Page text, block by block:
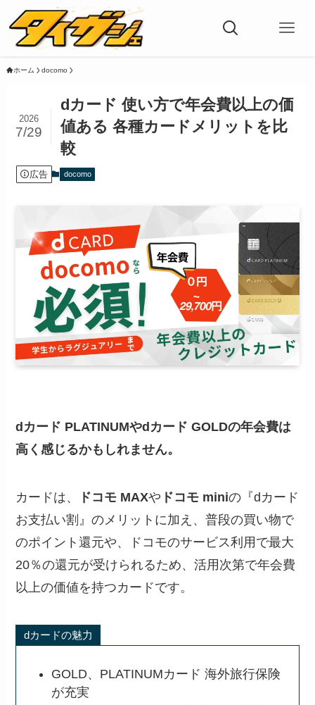
ホーム docomo
dカード 使い方で年会費以上の価
値ある 各種カードメリットを比
較
2026
7/29
広告 docomo
dカード PLATINUMやdカード GOLDの年会費は
高く感じるかもしれません。
カードは、 ドコモ MAXや ドコモ miniの『dカード
お支払い割』のメリットに加え、普段の買い物で
のポイント還元や、ドコモのサービス利用で最大
20％の還元が受けられるため、活用次第で年会費
以上の価値を持つカードです。
dカードの魅力
GOLD、PLATINUMカード 海外旅行保険
が充実